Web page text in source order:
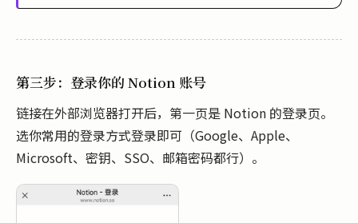
第三步：登录你的 Notion 账号
链接在外部浏览器打开后，第一页是 Notion 的登录页。
选你常用的登录方式登录即可（Google、Apple、
Microsoft、密钥、SSO、邮箱密码都行）。